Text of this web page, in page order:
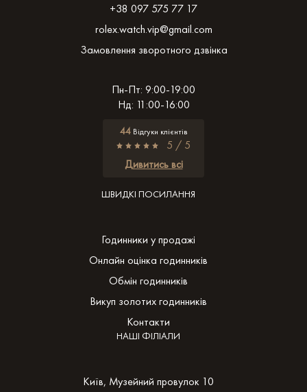
+38 097 575 77 17
rolex.watch.vip@gmail.com
Замовлення зворотного дзвінка
Пн-Пт: 9:00-19:00
Нд: 11:00-16:00
44Відгуки клієнтів
5 / 5
Дивитись всі
ШВИДКІ ПОСИЛАННЯ
Годинники у продажі
Онлайн оцінка годинників
Обмін годинників
Викуп золотих годинників
Контакти
НАШІ ФІЛІАЛИ
Київ, Музейний провулок 10